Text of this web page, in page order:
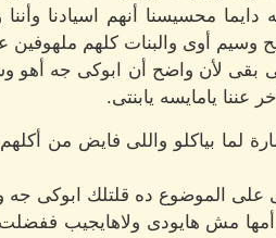
محسيسنا أنهم اسيادنا
وسيم أوى والبنات كلهم
لأن واضح أن ابوكى جه أهو
عننا يامايسه يابنتى.
لما بياكلو واللى فايض من
على الموضوع ده قلتلك ابوكى
أمها مش هايودى ولاهايجيب